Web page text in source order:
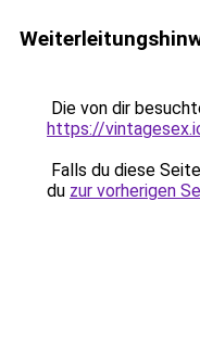
Die von dir
https://
Falls du diese
du zur vorherigen